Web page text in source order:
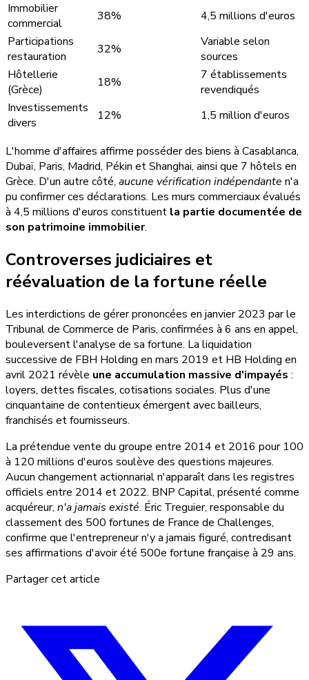
Immobilier
commercial
38%
4,5 millions d'euros
Participations
restauration
32%
Variable selon
sources
Hôtellerie
(Grèce)
18%
7 établissements
revendiqués
Investissements
divers
12% 1,5 million d'euros
L'homme d'affaires affirme posséder des biens à Casablanca,
Dubaï, Paris, Madrid, Pékin et Shanghai, ainsi que 7 hôtels en
Grèce. D'un autre côté, aucune vérification indépendante n'a
pu confirmer ces déclarations. Les murs commerciaux évalués
à 4,5 millions d'euros constituent la partie documentée de
son patrimoine immobilier.
Controverses judiciaires et
réévaluation de la fortune réelle
Les interdictions de gérer prononcées en janvier 2023 par le
Tribunal de Commerce de Paris, confirmées à 6 ans en appel,
bouleversent l'analyse de sa fortune. La liquidation
successive de FBH Holding en mars 2019 et HB Holding en
avril 2021 révèle une accumulation massive d'impayés :
loyers, dettes fiscales, cotisations sociales. Plus d'une
cinquantaine de contentieux émergent avec bailleurs,
franchisés et fournisseurs.
La prétendue vente du groupe entre 2014 et 2016 pour 100
à 120 millions d'euros soulève des questions majeures.
Aucun changement actionnarial n'apparaît dans les registres
officiels entre 2014 et 2022. BNP Capital, présenté comme
acquéreur, n'a jamais existé. Éric Treguier, responsable du
classement des 500 fortunes de France de Challenges,
confirme que l'entrepreneur n'y a jamais figuré, contredisant
ses affirmations d'avoir été 500e fortune française à 29 ans.
Partager cet article